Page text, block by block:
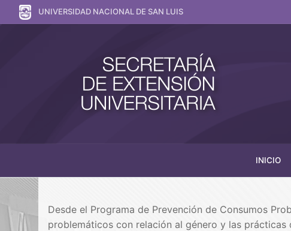
UNIVERSIDAD NACIONAL DE SAN LUIS
INICIO
Desde el Programa de Prevención de Consumos
problemáticos con relación al género y las prácticas